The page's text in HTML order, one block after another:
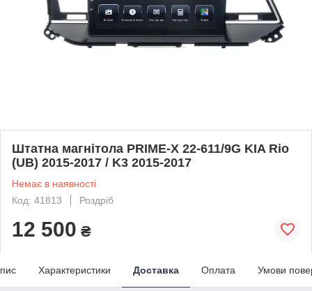
Штатна магнітола PRIME-X 22-611/9G KIA Rio
(UB) 2015-2017 / K3 2015-2017
Немає в наявності
Код: 41813
Роздріб
12 500 ₴
Характеристики Доставка Оплата Умови